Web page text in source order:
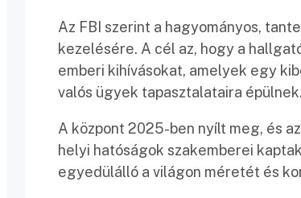
Az FBI szerint a hagyományos,
kezelésére. A cél az, hogy a
emberi kihívásokat, amelyek egy
valós ügyek tapasztalataira épülnek.
A központ 2025-ben nyílt meg, és
helyi hatóságok szakemberei
egyedülálló a világon méretét és